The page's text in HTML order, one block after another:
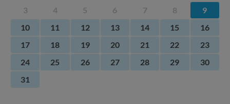
3
4 5 6 7 8
9
10
11 12 13 14 15
16
17
18 19 20 21 22
23
24
25 26 27 28 29
30
31